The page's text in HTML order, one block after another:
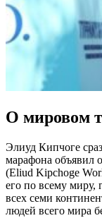
О мировом
Элиуд Кипчоге
марафона объявил
(Eliud Kipchoge
его по всему миру,
всех семи
людей всего мира